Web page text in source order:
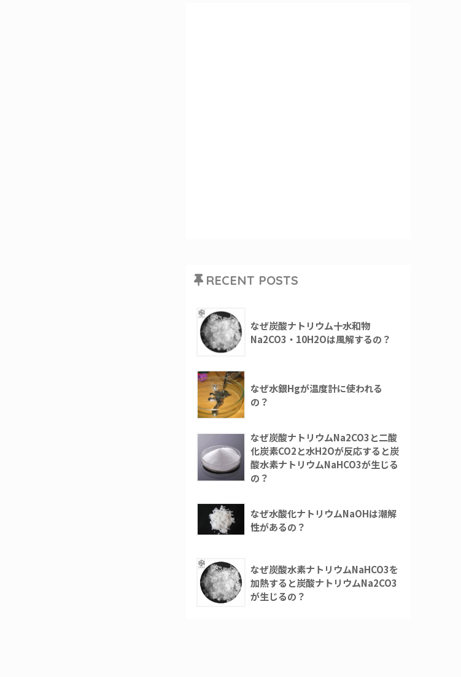
RECENT POSTS
なぜ炭酸ナトリウム十水和物
Na2CO3・10H2Oは風解するの？
なぜ水銀Hgが温度計に使われる
の？
なぜ炭酸ナトリウムNa2CO3と二酸
化炭素CO2と水H2Oが反応すると炭
酸水素ナトリウムNaHCO3が生じる
の？
なぜ水酸化ナトリウムNaOHは潮解
性があるの？
なぜ炭酸水素ナトリウムNaHCO3を
加熱すると炭酸ナトリウムNa2CO3
が生じるの？